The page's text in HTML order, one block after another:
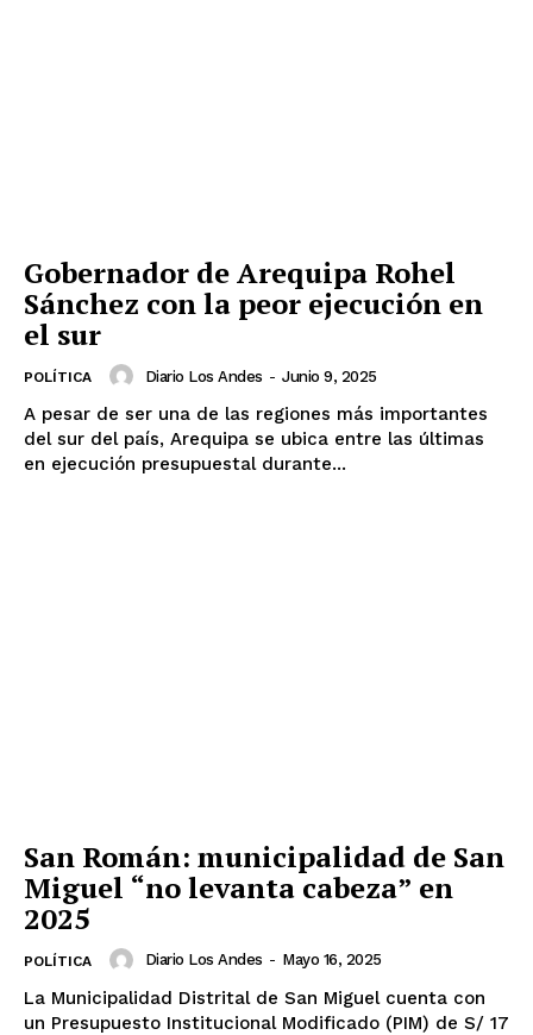
Gobernador de Arequipa Rohel
Sánchez con la peor ejecución en
el sur
POLÍTICA Diario Los Andes - Junio 9, 2025
A pesar de ser una de las regiones más importantes
del sur del país, Arequipa se ubica entre las últimas
en ejecución presupuestal durante...
San Román: municipalidad de San
Miguel “no levanta cabeza” en
2025
POLÍTICA Diario Los Andes - Mayo 16, 2025
La Municipalidad Distrital de San Miguel cuenta con
un Presupuesto Institucional Modificado (PIM) de S/ 17